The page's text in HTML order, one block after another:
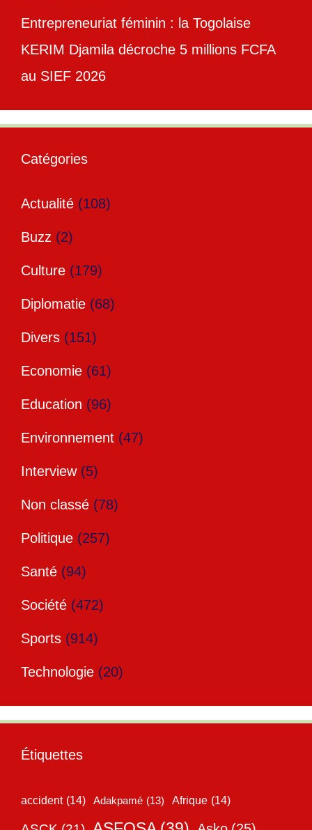
Entrepreneuriat féminin : la Togolaise
KERIM Djamila décroche 5 millions FCFA
au SIEF 2026
Catégories
Actualité (108)
Buzz (2)
Culture (179)
Diplomatie (68)
Divers (151)
Economie (61)
Education (96)
Environnement (47)
Interview(5)
Non classé (78)
Politique (257)
Santé (94)
Société (472)
Sports (914)
Technologie (20)
Étiquettes
accident (14) Adakpamé (13) Afrique (14)